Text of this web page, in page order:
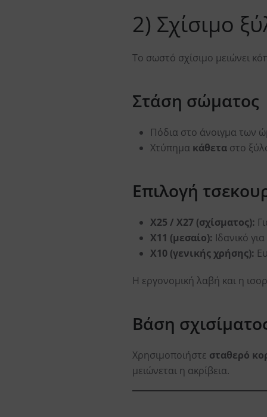
2) Σχίσιμο
Το σωστό σχίσιμο μειώνει
Στάση σώματος
Πόδια στο άνοιγμα των
Χτύπημα κάθετα στο
Επιλογή
X25 / X27 (σχίσματος):
X11 (μεσαίο): Ιδανικό
X10 (γενικής χρήσης):
Η εργονομική λαβή και η
Βάση
Χρησιμοποιήστε σταθερό
μειώνεται η ακρίβεια.